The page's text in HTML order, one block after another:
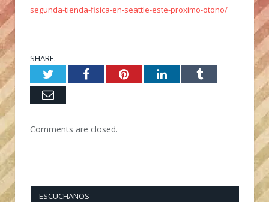
segunda-tienda-fisica-en-seattle-este-proximo-otono/
SHARE.
TwitterFacebookPinterestLinkedInTumblr
Email
Comments are closed.
ESCUCHANOS